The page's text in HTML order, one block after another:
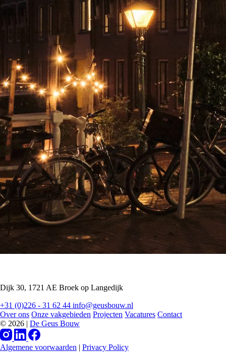
Dijk 30, 1721 AE Broek op Langedijk
+31 (0)226 - 31 62 44 info@geusbouw.nl
Over ons Onze vakgebieden Projecten Vacatures Contact
© 2026 | De Geus Bouw
Algemene voorwaarden | Privacy Policy